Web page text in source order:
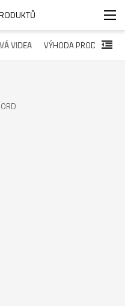
VIDEA VÝHODA PRODUKTU